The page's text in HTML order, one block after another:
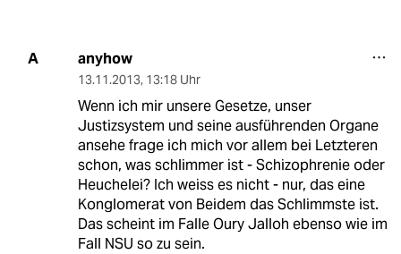
A anyhow
13.11.2013, 13:18 Uhr
Wenn ich mir unsere Gesetze, unser
Justizsystem und seine ausführenden Organe
ansehe frage ich mich vor allem bei Letzteren
schon, was schlimmer ist - Schizophrenie oder
Heuchelei? Ich weiss es nicht - nur, das eine
Konglomerat von Beidem das Schlimmste ist.
Das scheint im Falle Oury Jalloh ebenso wie im
Fall NSU so zu sein.